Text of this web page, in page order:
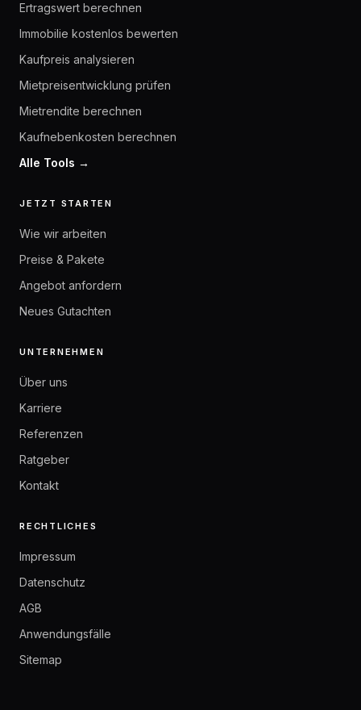
Ertragswert berechnen
Immobilie kostenlos bewerten
Kaufpreis analysieren
Mietpreisentwicklung prüfen
Mietrendite berechnen
Kaufnebenkosten berechnen
Alle Tools →
JETZT STARTEN
Wie wir arbeiten
Preise & Pakete
Angebot anfordern
Neues Gutachten
UNTERNEHMEN
Über uns
Karriere
Referenzen
Ratgeber
Kontakt
RECHTLICHES
Impressum
Datenschutz
AGB
Anwendungsfälle
Sitemap